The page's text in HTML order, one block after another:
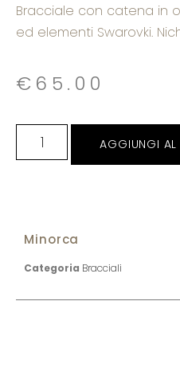
Bracciale con catena in
ed elementi Swarovki.
€ 65.00
AGGIUNGI AL
Minorca
Categoria Bracciali